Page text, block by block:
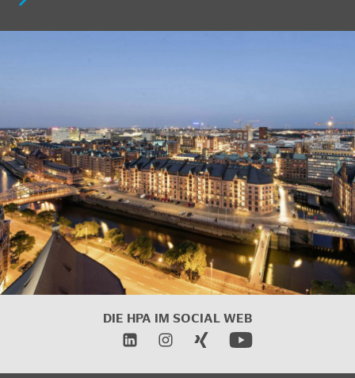
DIE HPA IM SOCIAL WEB